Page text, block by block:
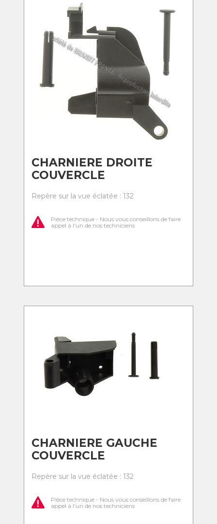
CHARNIERE DROITE
COUVERCLE
Repère sur la vue éclatée : 132
Pièce technique - Nous vous conseillons de faire
appel à l'un de nos techniciens
CHARNIERE GAUCHE
COUVERCLE
Repère sur la vue éclatée : 132
Pièce technique - Nous vous conseillons de faire
appel à l'un de nos techniciens